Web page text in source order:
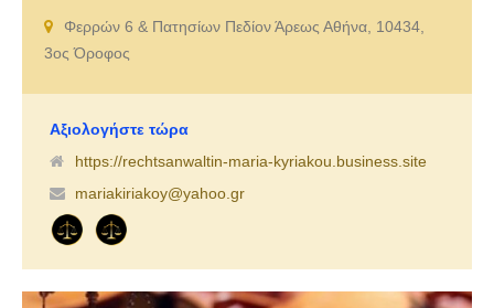
υπευθυνότητα, αποτελεσματικότητα και αξιοπιστία στις υποθέσεις
που αναλαμβάνει. Η εξειδίκευση και η άρτια επιστημονική κατάρτιση
προσωπική επαφή, αλλά και η απαιτούμενη εχεμύθεια.
Φερρών 6 & Πατησίων Πεδίον Άρεως Αθήνα, 10434,
3ος Όροφος
Αξιολογήστε τώρα
https://rechtsanwaltin-maria-kyriakou.business.site
mariakiriakoy@yahoo.gr